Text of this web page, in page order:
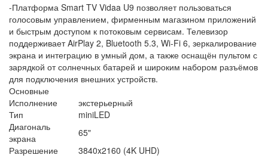
-Платформа Smart TV Vidaa U9 позволяет пользоваться
голосовым управлением, фирменным магазином приложений
и быстрым доступом к потоковым сервисам. Телевизор
поддерживает AirPlay 2, Bluetooth 5.3, Wi-Fi 6, зеркалирование
экрана и интеграцию в умный дом, а также оснащён пультом с
зарядкой от солнечных батарей и широким набором разъёмов
для подключения внешних устройств.
Основные
Исполнение
экстерьерный
Тип
miniLED
Диагональ
экрана
65"
Разрешение
3840x2160 (4K UHD)